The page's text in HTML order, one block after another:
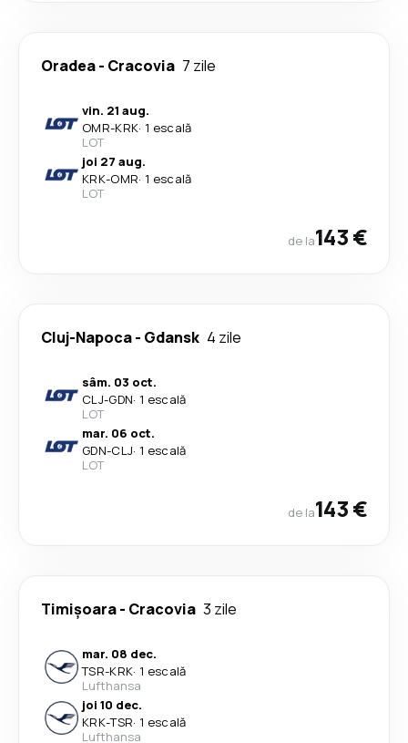
Oradea- Cracovia 7 zile
vin. 21 aug.
OMR-KRK· 1 escală
LOT
joi 27 aug.
KRK-OMR· 1 escală
LOT
de la143 €
Cluj-Napoca- Gdansk 4 zile
sâm. 03 oct.
CLJ-GDN· 1 escală
LOT
mar. 06 oct.
GDN-CLJ· 1 escală
LOT
de la143 €
Timișoara- Cracovia 3 zile
mar. 08 dec.
TSR-KRK· 1 escală
Lufthansa
joi 10 dec.
KRK-TSR· 1 escală
Lufthansa